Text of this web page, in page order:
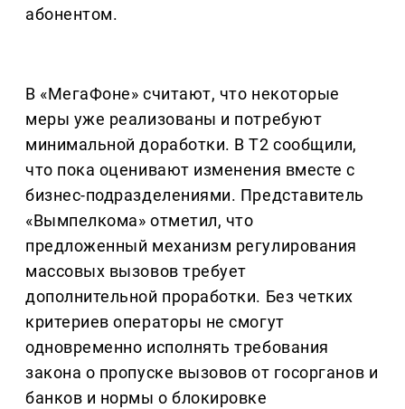
абонентом.
В «МегаФоне» считают, что некоторые
меры уже реализованы и потребуют
минимальной доработки. В Т2 сообщили,
что пока оценивают изменения вместе с
бизнес-подразделениями. Представитель
«Вымпелкома» отметил, что
предложенный механизм регулирования
массовых вызовов требует
дополнительной проработки. Без четких
критериев операторы не смогут
одновременно исполнять требования
закона о пропуске вызовов от госорганов и
банков и нормы о блокировке